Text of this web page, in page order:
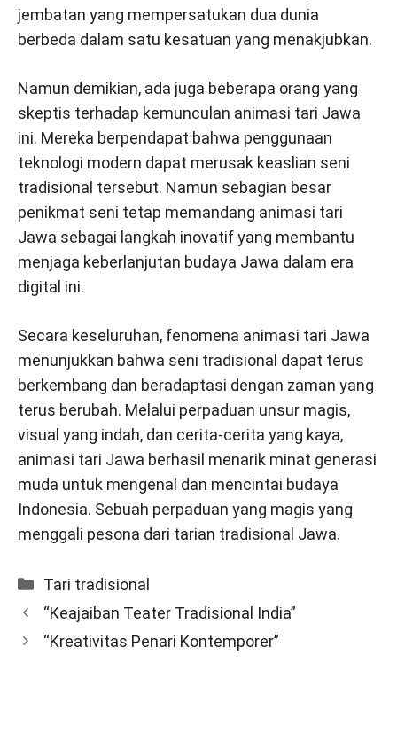
jembatan yang mempersatukan dua dunia
berbeda dalam satu kesatuan yang menakjubkan.
Namun demikian, ada juga beberapa orang yang
skeptis terhadap kemunculan animasi tari Jawa
ini. Mereka berpendapat bahwa penggunaan
teknologi modern dapat merusak keaslian seni
tradisional tersebut. Namun sebagian besar
penikmat seni tetap memandang animasi tari
Jawa sebagai langkah inovatif yang membantu
menjaga keberlanjutan budaya Jawa dalam era
digital ini.
Secara keseluruhan, fenomena animasi tari Jawa
menunjukkan bahwa seni tradisional dapat terus
berkembang dan beradaptasi dengan zaman yang
terus berubah. Melalui perpaduan unsur magis,
visual yang indah, dan cerita-cerita yang kaya,
animasi tari Jawa berhasil menarik minat generasi
muda untuk mengenal dan mencintai budaya
Indonesia. Sebuah perpaduan yang magis yang
menggali pesona dari tarian tradisional Jawa.
Categories
Tari tradisional
“Keajaiban Teater Tradisional India”
“Kreativitas Penari Kontemporer”